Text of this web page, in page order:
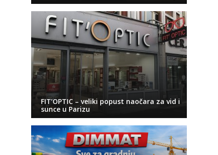
FIT’OPTIC – veliki popust naočara za vid i
sunce u Parizu